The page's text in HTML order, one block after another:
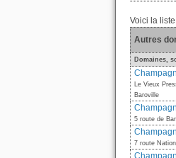
Voici la
Autres
Domaines,
Le Vieux
Baroville
5 route de
7 route